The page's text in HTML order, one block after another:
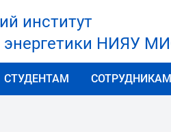
институт
энергетики НИЯУ
СТУДЕНТАМ СОТРУДНИКАМ